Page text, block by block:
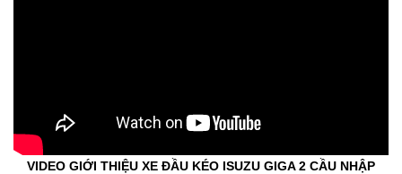
VIDEO GIỚI THIỆU XE ĐẦU KÉO ISUZU GIGA 2 CẦU NHẬP